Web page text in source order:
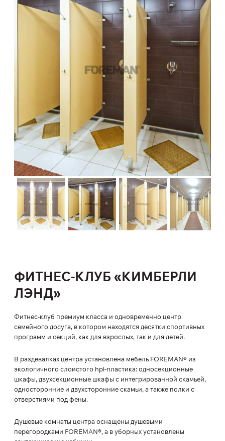
ФИТНЕС-КЛУБ «КИМБЕРЛИ
ЛЭНД»
Фитнес-клуб премиум класса и одновременно центр
семейного досуга, в котором находятся десятки спортивных
программ и секций, как для взрослых, так и для детей.
В раздевалках центра установлена мебель FOREMAN® из
экологичного слоистого hpl-пластика: односекционные
шкафы, двухсекционные шкафы с интегрированной скамьей,
односторонние и двухсторонние скамьи, а также полки с
отверстиями под фены.
Душевые комнаты центра оснащены душевыми
перегородками FOREMAN®, а в уборных установлены